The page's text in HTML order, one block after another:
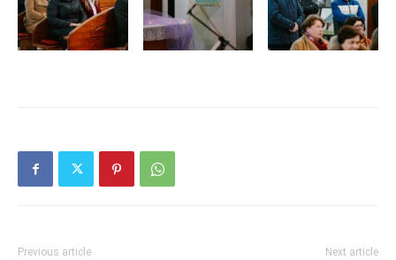
Previous article Next article